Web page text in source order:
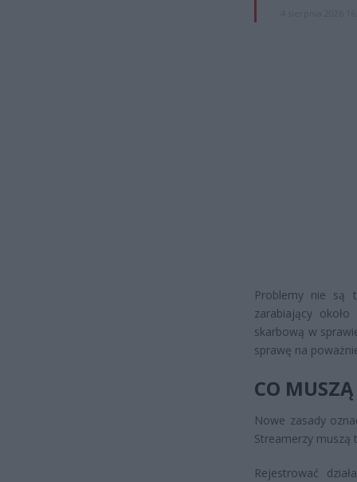
Problemy nie są
zarabiający
skarbową w
sprawę na
CO
Nowe zasady
Streamerzy muszą
Rejestrować